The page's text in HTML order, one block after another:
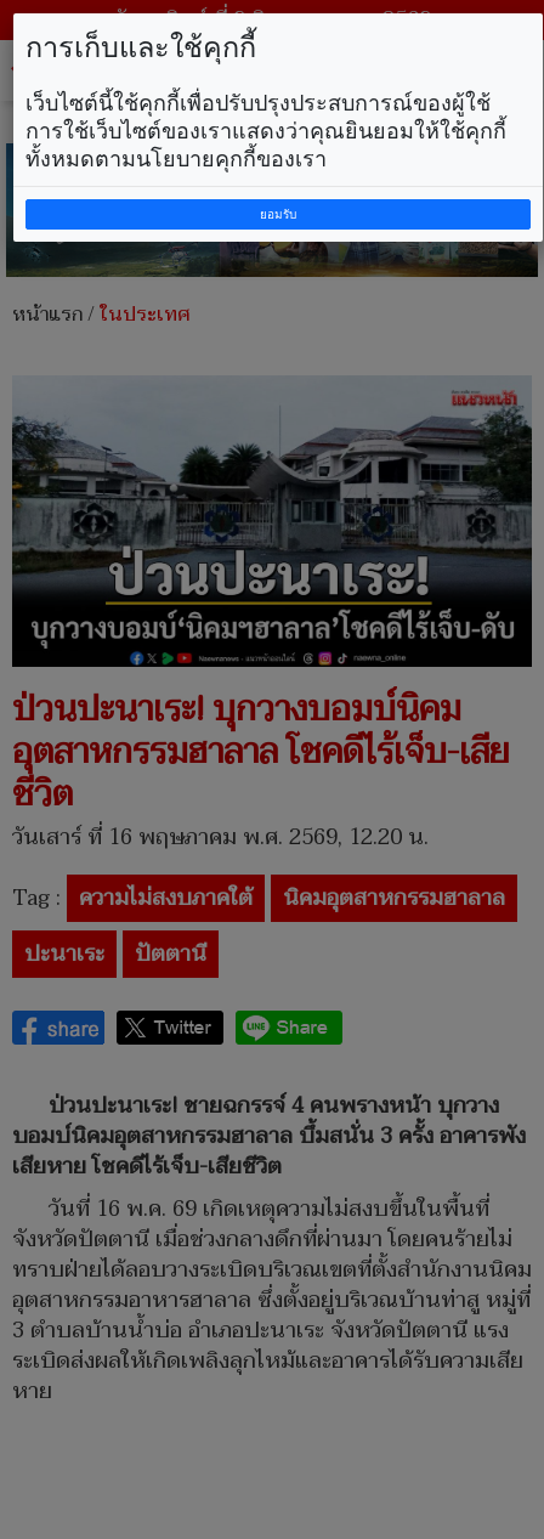
วันอาทิตย์ ที่ 9 สิงหาคม พ.ศ. 2569
หน้าแรก/ในประเทศ
ป่วนปะนาเระ! บุกวางบอมบ์นิคม
อุตสาหกรรมฮาลาล โชคดีไร้เจ็บ-เสีย
ชีวิต
วันเสาร์ ที่ 16 พฤษภาคม พ.ศ. 2569, 12.20 น.
Tag : ความไม่สงบภาคใต้
นิคมอุตสาหกรรมฮาลาล
ปะนาเระ
ปัตตานี
ป่วนปะนาเระ! ชายฉกรรจ์ 4 คนพรางหน้า บุกวาง
บอมบ์นิคมอุตสาหกรรมฮาลาล บึ้มสนั่น 3 ครั้ง อาคารพัง
เสียหาย โชคดีไร้เจ็บ-เสียชีวิต
วันที่ 16 พ.ค. 69 เกิดเหตุความไม่สงบขึ้นในพื้นที่
จังหวัดปัตตานี เมื่อช่วงกลางดึกที่ผ่านมา โดยคนร้ายไม่
ทราบฝ่ายได้ลอบวางระเบิดบริเวณเขตที่ตั้งสำนักงานนิคม
อุตสาหกรรมอาหารฮาลาล ซึ่งตั้งอยู่บริเวณบ้านท่าสู หมู่ที่
3 ตำบลบ้านน้ำบ่อ อำเภอปะนาเระ จังหวัดปัตตานี แรง
ระเบิดส่งผลให้เกิดเพลิงลุกไหม้และอาคารได้รับความเสีย
หาย
การเก็บและใช้คุกกี้
เว็บไซต์นี้ใช้คุกกี้เพื่อปรับปรุงประสบการณ์ของผู้ใช้
การใช้เว็บไซต์ของเราแสดงว่าคุณยินยอมให้ใช้คุกกี้
ทั้งหมดตามนโยบายคุกกี้ของเรา
ยอมรับ